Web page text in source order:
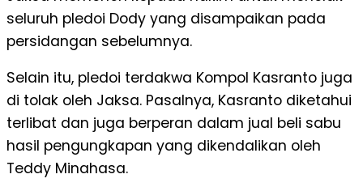
seluruh pledoi Dody yang disampaikan pada
persidangan sebelumnya.
Selain itu, pledoi terdakwa Kompol Kasranto juga
di tolak oleh Jaksa. Pasalnya, Kasranto diketahui
terlibat dan juga berperan dalam jual beli sabu
hasil pengungkapan yang dikendalikan oleh
Teddy Minahasa.